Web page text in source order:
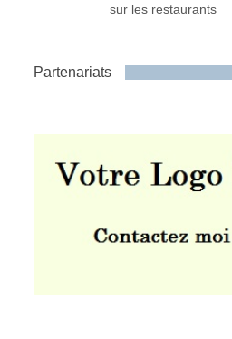
sur les restaurants
Partenariats